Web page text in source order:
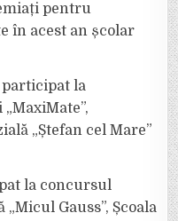
pentru
în acest an școlar
participat la
„Ștefan cel Mare”
la concursul
Gauss”, Școala